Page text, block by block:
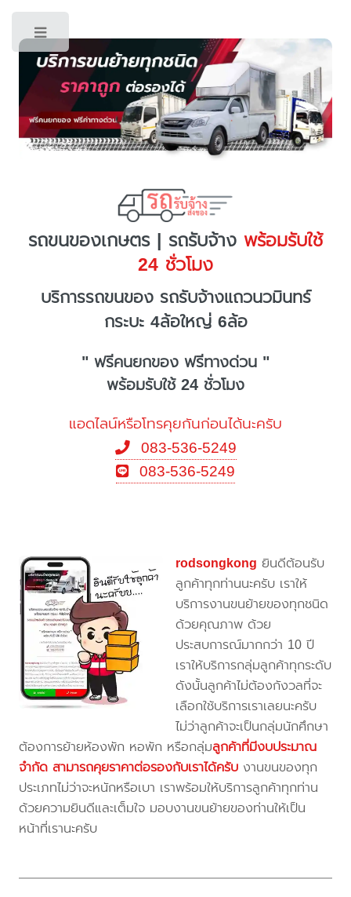
รถขนของเกษตร | รถรับจ้าง พร้อมรับใช้
24 ชั่วโมง
บริการรถขนของ รถรับจ้างแถวนวมินทร์
กระบะ 4ล้อใหญ่ 6ล้อ
" ฟรีคนยกของ ฟรีทางด่วน "
พร้อมรับใช้ 24 ชั่วโมง
แอดไลน์หรือโทรคุยกันก่อนได้นะครับ
083-536-5249
083-536-5249
rodsongkong ยินดีต้อนรับ
ลูกค้าทุกท่านนะครับ เราให้
บริการงานขนย้ายของทุกชนิด
ด้วยคุณภาพ ด้วย
ประสบการณ์มากกว่า 10 ปี
เราให้บริการกลุ่มลูกค้าทุกระดับ
ดังนั้นลูกค้าไม่ต้องกังวลที่จะ
เลือกใช้บริการเราเลยนะครับ
ไม่ว่าลูกค้าจะเป็นกลุ่มนักศึกษา
ต้องการย้ายห้องพัก หอพัก หรือกลุ่มลูกค้าที่มีงบประมาณ
จำกัด สามารถคุยราคาต่อรองกับเราได้ครับ งานขนของทุก
ประเภทไม่ว่าจะหนักหรือเบา เราพร้อมให้บริการลูกค้าทุกท่าน
ด้วยความยินดีและเต็มใจ มอบงานขนย้ายของท่านให้เป็น
หน้าที่เรานะครับ
Toggle